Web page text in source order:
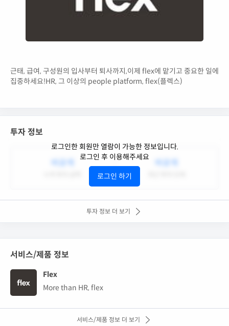
근태, 급여, 구성원의 입사부터 퇴사까지,이제 flex에 맡기고 중요한 일에
집중하세요!HR, 그 이상의 people platform, flex(플렉스)
투자 정보
로그인한 회원만 열람이 가능한 정보입니다.
로그인 후 이용해주세요
로그인 하기
투자 정보 더 보기
서비스/제품 정보
Flex
More than HR, flex
서비스/제품 정보 더 보기